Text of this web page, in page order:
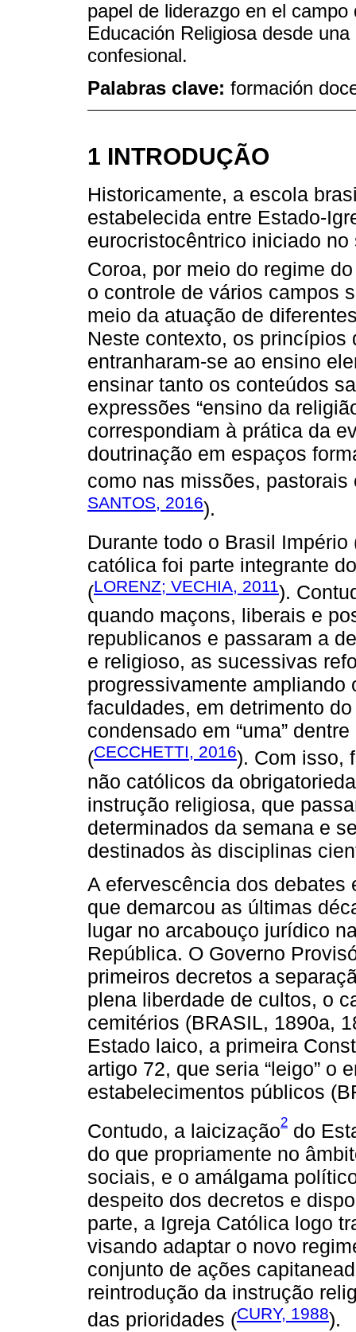
papel de liderazgo en el
Educación Religiosa desde
confesional.
Palabras clave: formación
1 INTRODUÇÃO
Historicamente, a escola
estabelecida entre Estado-
eurocristocêntrico iniciado
Coroa, por meio do regime
o controle de vários campos
meio da atuação de
Neste contexto, os
entranharam-se ao ensino
ensinar tanto os conteúdos
expressões “ensino da
correspondiam à prática da
doutrinação em espaços
como nas missões,
SANTOS, 2016).
Durante todo o Brasil
católica foi parte integrante
(LORENZ; VECHIA, 2011).
quando maçons, liberais e
republicanos e passaram a
e religioso, as sucessivas
progressivamente
faculdades, em detrimento
condensado em “uma”
(CECCHETTI, 2016). Com isso,
não católicos da
instrução religiosa, que
determinados da semana e
destinados às disciplinas
A efervescência dos debates
que demarcou as últimas
lugar no arcabouço jurídico
República. O Governo
primeiros decretos a
plena liberdade de cultos, o
cemitérios (BRASIL, 1890a,
Estado laico, a primeira
artigo 72, que seria “leigo” o
estabelecimentos públicos
Contudo, a laicização2 do
do que propriamente no
sociais, e o amálgama
despeito dos decretos e
parte, a Igreja Católica logo
visando adaptar o novo
conjunto de ações
reintrodução da instrução
das prioridades (CURY, 1988).